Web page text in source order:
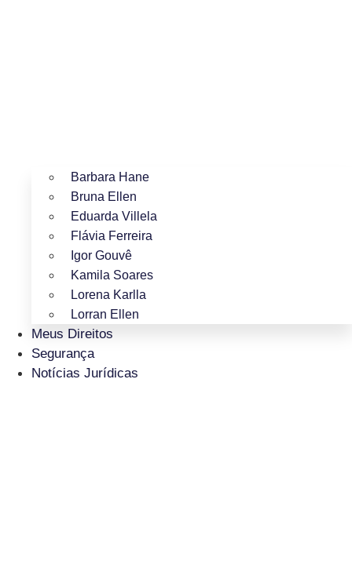
Barbara Hane
Bruna Ellen
Eduarda Villela
Flávia Ferreira
Igor Gouvê
Kamila Soares
Lorena Karlla
Lorran Ellen
Meus Direitos
Segurança
Notícias Jurídicas